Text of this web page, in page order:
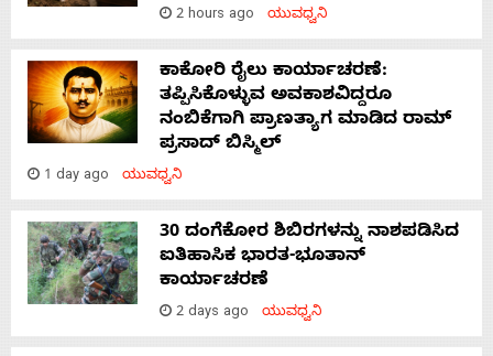
2 hours ago ಯುವಧ್ವನಿ
ಕಾಕೋರಿ ರೈಲು ಕಾರ್ಯಾಚರಣೆ:
ತಪ್ಪಿಸಿಕೊಳ್ಳುವ ಅವಕಾಶವಿದ್ದರೂ
ನಂಬಿಕೆಗಾಗಿ ಪ್ರಾಣತ್ಯಾಗ ಮಾಡಿದ ರಾಮ್
ಪ್ರಸಾದ್ ಬಿಸ್ಮಿಲ್
1 day ago ಯುವಧ್ವನಿ
30 ದಂಗೆಕೋರ ಶಿಬಿರಗಳನ್ನು ನಾಶಪಡಿಸಿದ
ಐತಿಹಾಸಿಕ ಭಾರತ-ಭೂತಾನ್
ಕಾರ್ಯಾಚರಣೆ
2 days ago ಯುವಧ್ವನಿ